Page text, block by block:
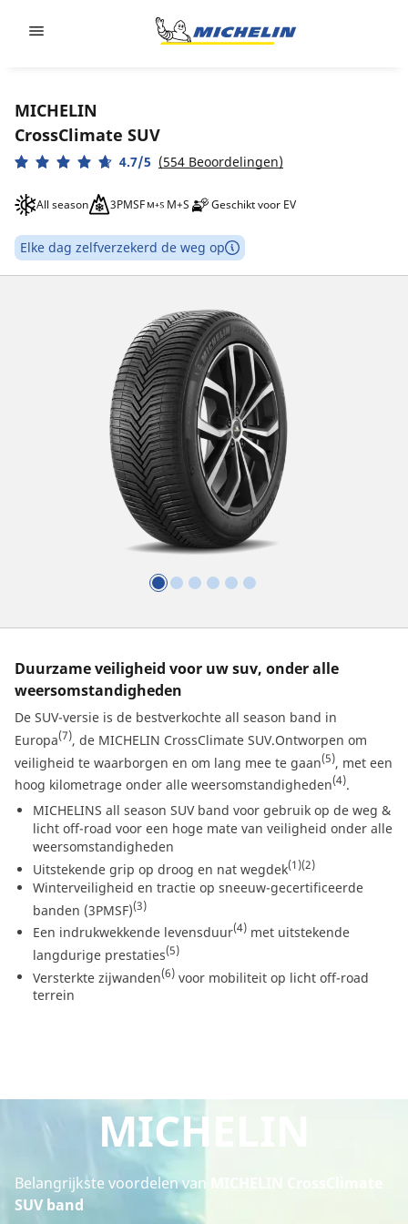
MICHELIN
CrossClimate SUV
4.7/5 (554 Beoordelingen)
All season 3PMSF M+S Geschikt voor EV
Elke dag zelfverzekerd de weg op
Duurzame veiligheid voor uw suv, onder alle
weersomstandigheden
De SUV-versie is de bestverkochte all season band in
Europa(7), de MICHELIN CrossClimate SUV.Ontworpen om
veiligheid te waarborgen en om lang mee te gaan(5), met een
hoog kilometrage onder alle weersomstandigheden(4).
MICHELINS all season SUV band voor gebruik op de weg &
licht off-road voor een hoge mate van veiligheid onder alle
weersomstandigheden
Uitstekende grip op droog en nat wegdek(1)(2)
Winterveiligheid en tractie op sneeuw-gecertificeerde
banden (3PMSF)(3)
Een indrukwekkende levensduur(4) met uitstekende
langdurige prestaties(5)
Versterkte zijwanden(6) voor mobiliteit op licht off-road
terrein
MICHELIN
Belangrijkste voordelen van
SUV band